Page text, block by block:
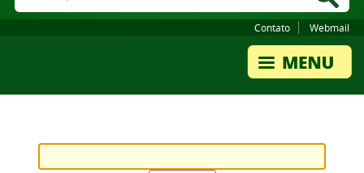
Contato Webmail